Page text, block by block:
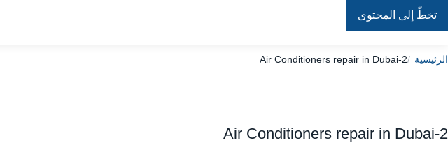
تخطّ إلى المحتوى
RepairIn Home
الرئيسية Air Conditioners repair in Dubai-2
Air Conditioners repair in Dubai-2